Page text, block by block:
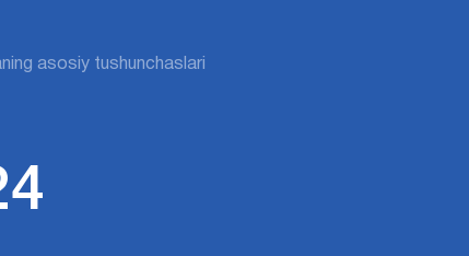
asosiy tushunchaslari